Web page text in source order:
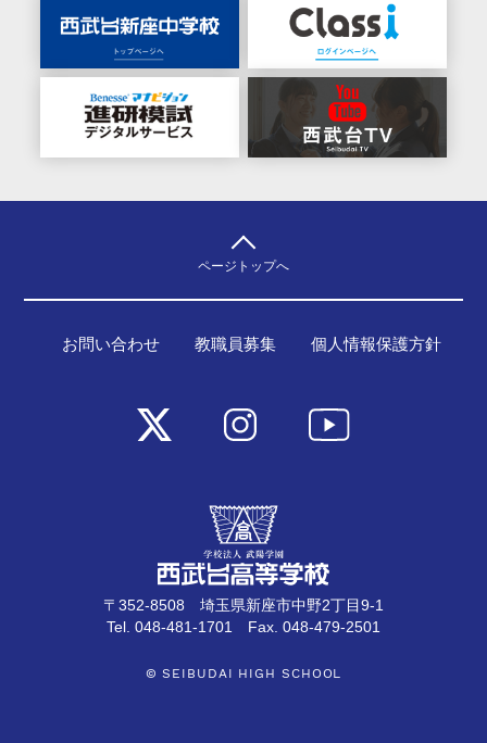
ページトップへ
お問い合わせ 教職員募集 個人情報保護方針
〒352-8508 埼玉県新座市中野2丁目9-1
Tel. 048-481-1701 Fax. 048-479-2501
© SEIBUDAI HIGH SCHOOL